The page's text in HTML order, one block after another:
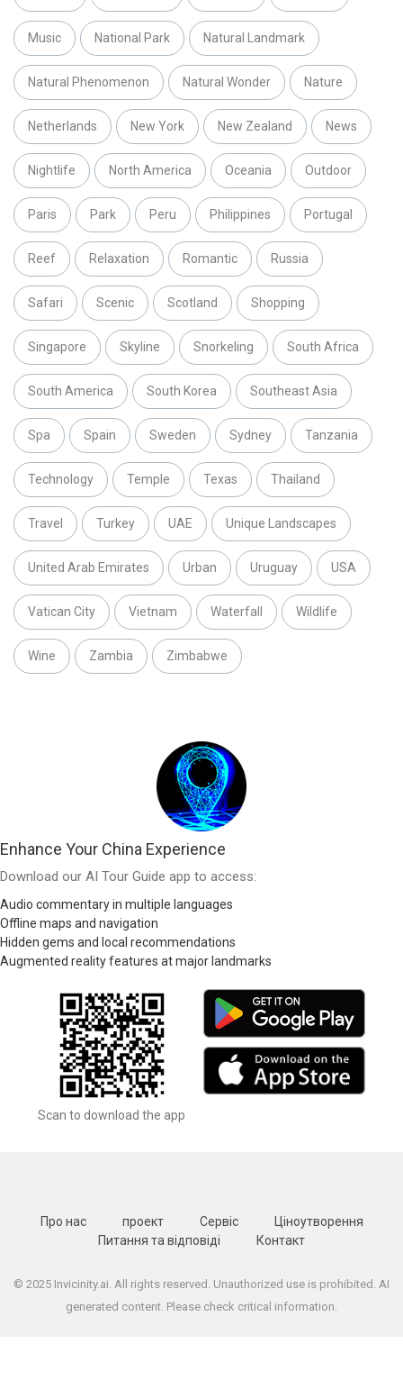
Music National Park Natural Landmark
Natural Phenomenon Natural Wonder Nature
Netherlands New York New Zealand News
Nightlife North America Oceania Outdoor
Paris Park Peru Philippines Portugal
Reef Relaxation Romantic Russia
Safari Scenic Scotland Shopping
Singapore Skyline Snorkeling South Africa
South America South Korea Southeast Asia
Spa Spain Sweden Sydney Tanzania
Technology Temple Texas Thailand
Travel Turkey UAE Unique Landscapes
United Arab Emirates Urban Uruguay USA
Vatican City Vietnam Waterfall Wildlife
Wine Zambia Zimbabwe
Enhance Your China Experience
Download our AI Tour Guide app to access:
Audio commentary in multiple languages
Offline maps and navigation
Hidden gems and local recommendations
Augmented reality features at major landmarks
Scan to download the app
Про нас проект Сервіс
Ціноутворення
Питання та відповіді
Контакт
© 2025 Invicinity.ai. All rights reserved. Unauthorized use is prohibited. AI
generated content. Please check critical information.